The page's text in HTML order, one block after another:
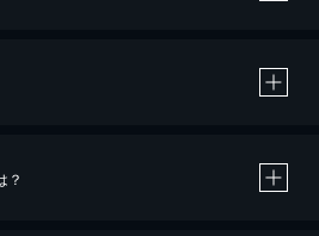
ットカード決済による作品の購入 / レンタルです。
？